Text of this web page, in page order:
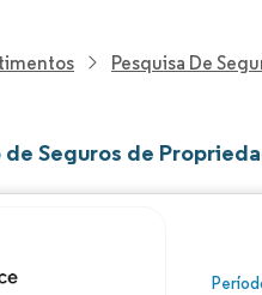
Pesquisa De
Seguros de